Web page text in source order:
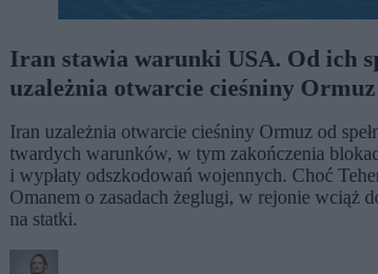
Iran stawia warunki USA. Od ich
uzależnia otwarcie cieśniny Ormuz
Iran uzależnia otwarcie cieśniny Ormuz od
twardych warunków, w tym zakończenia
i wypłaty odszkodowań wojennych. Choć
Omanem o zasadach żeglugi, w rejonie wciąż
na statki.